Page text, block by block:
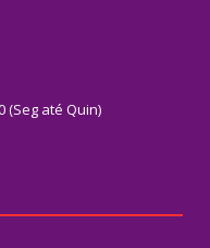
(Seg até Quin)